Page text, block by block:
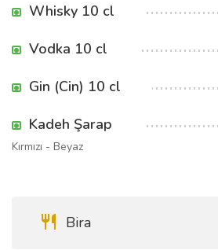
Whisky 10 cl
Vodka 10 cl
Gin (Cin) 10 cl
Kadeh Şarap
Kırmızı - Beyaz
Bira